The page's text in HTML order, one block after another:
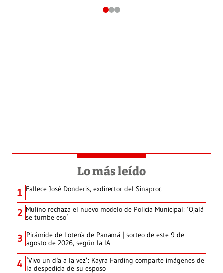
Lo más leído
1 Fallece José Donderis, exdirector del Sinaproc
2 Mulino rechaza el nuevo modelo de Policía Municipal: ‘Ojalá
se tumbe eso’
3 Pirámide de Lotería de Panamá | sorteo de este 9 de
agosto de 2026, según la IA
4 ‘Vivo un día a la vez’: Kayra Harding comparte imágenes de
la despedida de su esposo